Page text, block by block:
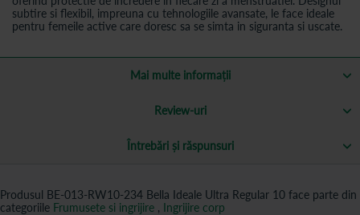
subtire si flexibil, impreuna cu tehnologiile avansate, le face ideale
pentru femeile active care doresc sa se simta in siguranta si uscate.
Mai multe informații
Review-uri
Întrebări și răspunsuri
Produsul BE-013-RW10-234 Bella Ideale Ultra Regular 10 face parte din
categoriile Frumusete si ingrijire , Ingrijire corp